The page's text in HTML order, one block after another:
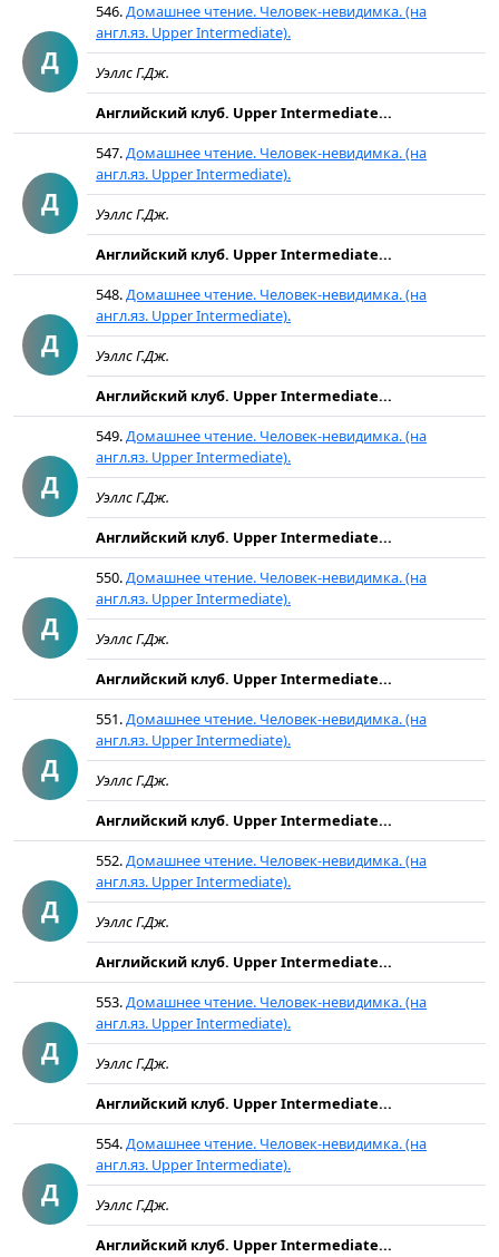
Д
546.Домашнее чтение. Человек-невидимка. (на
англ.яз. Upper Intermediate).
Уэллс Г.Дж.
Английский клуб. Upper Intermediate...
Д
547.Домашнее чтение. Человек-невидимка. (на
англ.яз. Upper Intermediate).
Уэллс Г.Дж.
Английский клуб. Upper Intermediate...
Д
548.Домашнее чтение. Человек-невидимка. (на
англ.яз. Upper Intermediate).
Уэллс Г.Дж.
Английский клуб. Upper Intermediate...
Д
549.Домашнее чтение. Человек-невидимка. (на
англ.яз. Upper Intermediate).
Уэллс Г.Дж.
Английский клуб. Upper Intermediate...
Д
550.Домашнее чтение. Человек-невидимка. (на
англ.яз. Upper Intermediate).
Уэллс Г.Дж.
Английский клуб. Upper Intermediate...
Д
551.Домашнее чтение. Человек-невидимка. (на
англ.яз. Upper Intermediate).
Уэллс Г.Дж.
Английский клуб. Upper Intermediate...
Д
552.Домашнее чтение. Человек-невидимка. (на
англ.яз. Upper Intermediate).
Уэллс Г.Дж.
Английский клуб. Upper Intermediate...
Д
553.Домашнее чтение. Человек-невидимка. (на
англ.яз. Upper Intermediate).
Уэллс Г.Дж.
Английский клуб. Upper Intermediate...
Д
554.Домашнее чтение. Человек-невидимка. (на
англ.яз. Upper Intermediate).
Уэллс Г.Дж.
Английский клуб. Upper Intermediate...